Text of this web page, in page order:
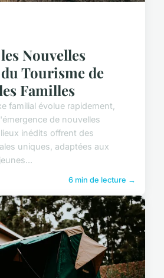
Nouvelles
Tourisme de
Familles
familial évolue rapidement,
de nouvelles
inédits offrent des
uniques, adaptées aux
6 min de lecture →